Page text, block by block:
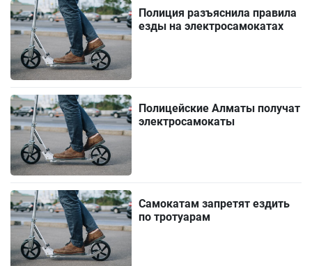
Полиция разъяснила правила
езды на электросамокатах
Полицейские Алматы получат
электросамокаты
Самокатам запретят ездить
по тротуарам